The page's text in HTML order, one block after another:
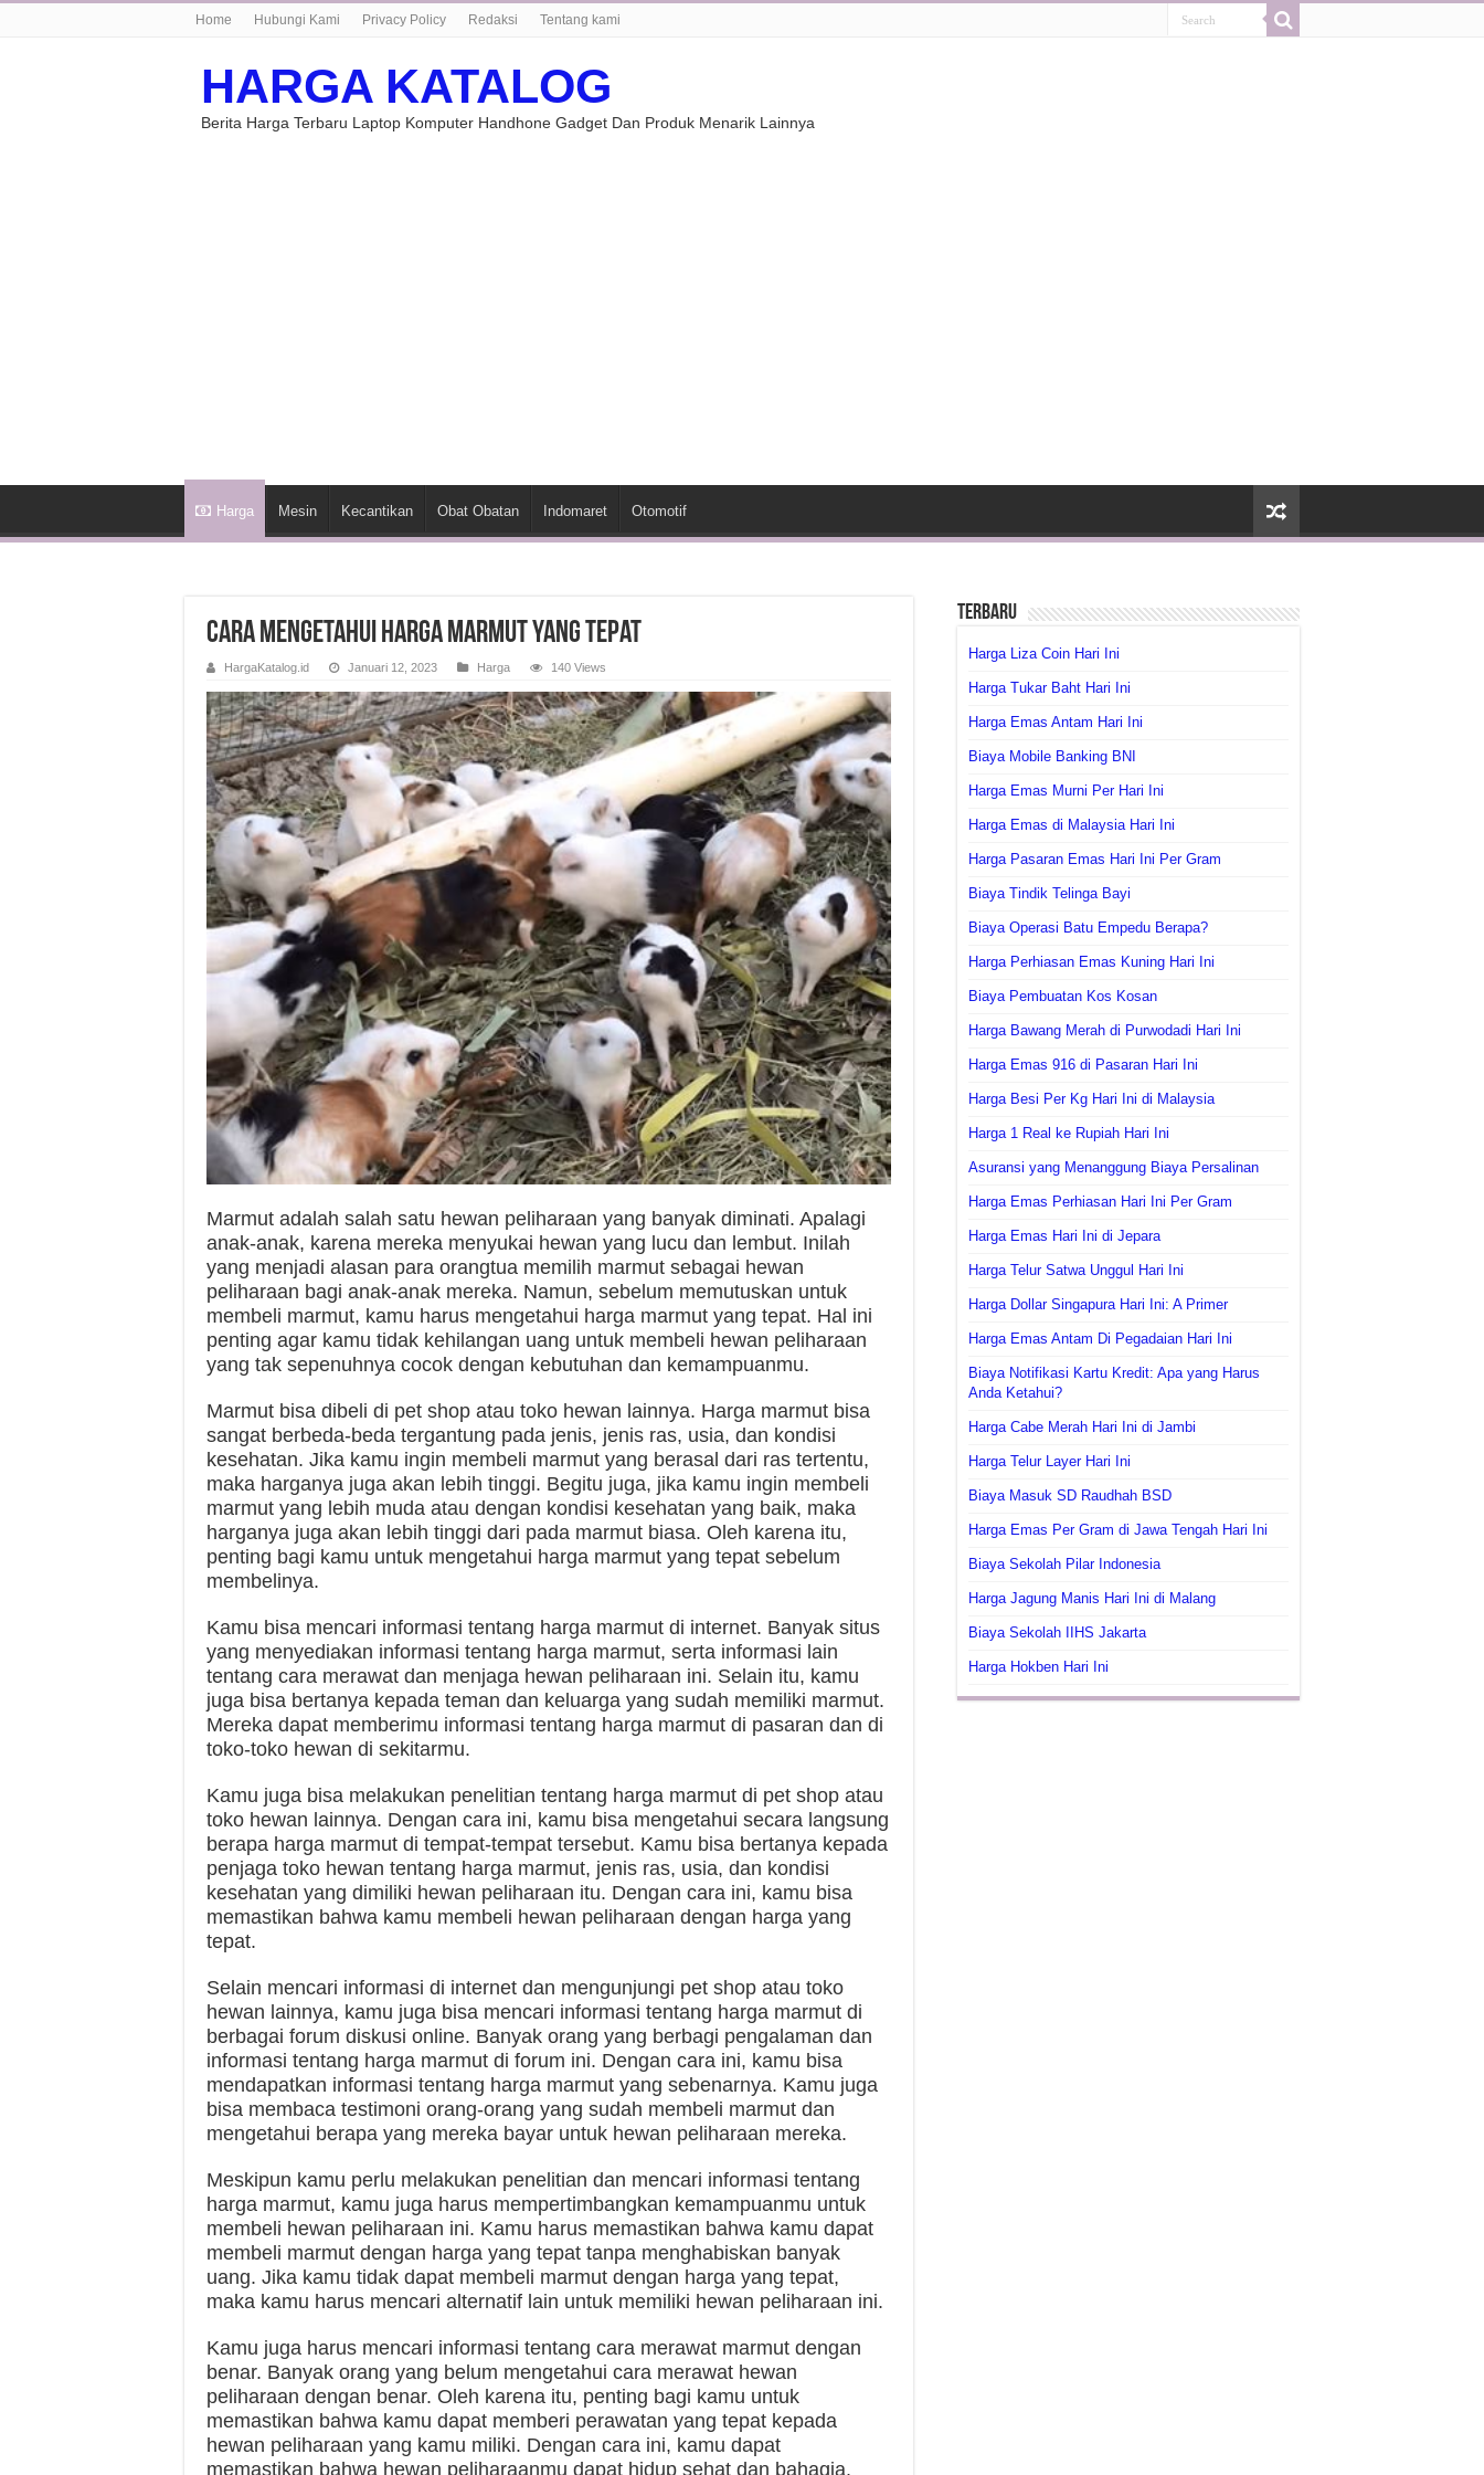
Home Hubungi Kami Privacy Policy Redaksi Tentang kami
HARGA KATALOG
Berita Harga Terbaru Laptop Komputer Handhone Gadget Dan Produk Menarik Lainnya
Harga Mesin Kecantikan Obat Obatan Indomaret Otomotif
Cara Mengetahui Harga Marmut yang Tepat
HargaKatalog.id Januari 12, 2023 Harga 140 Views
Marmut adalah salah satu hewan peliharaan yang banyak diminati. Apalagi
anak-anak, karena mereka menyukai hewan yang lucu dan lembut. Inilah
yang menjadi alasan para orangtua memilih marmut sebagai hewan
peliharaan bagi anak-anak mereka. Namun, sebelum memutuskan untuk
membeli marmut, kamu harus mengetahui harga marmut yang tepat. Hal ini
penting agar kamu tidak kehilangan uang untuk membeli hewan peliharaan
yang tak sepenuhnya cocok dengan kebutuhan dan kemampuanmu.
Marmut bisa dibeli di pet shop atau toko hewan lainnya. Harga marmut bisa
sangat berbeda-beda tergantung pada jenis, jenis ras, usia, dan kondisi
kesehatan. Jika kamu ingin membeli marmut yang berasal dari ras tertentu,
maka harganya juga akan lebih tinggi. Begitu juga, jika kamu ingin membeli
marmut yang lebih muda atau dengan kondisi kesehatan yang baik, maka
harganya juga akan lebih tinggi dari pada marmut biasa. Oleh karena itu,
penting bagi kamu untuk mengetahui harga marmut yang tepat sebelum
membelinya.
Kamu bisa mencari informasi tentang harga marmut di internet. Banyak situs
yang menyediakan informasi tentang harga marmut, serta informasi lain
tentang cara merawat dan menjaga hewan peliharaan ini. Selain itu, kamu
juga bisa bertanya kepada teman dan keluarga yang sudah memiliki marmut.
Mereka dapat memberimu informasi tentang harga marmut di pasaran dan di
toko-toko hewan di sekitarmu.
Kamu juga bisa melakukan penelitian tentang harga marmut di pet shop atau
toko hewan lainnya. Dengan cara ini, kamu bisa mengetahui secara langsung
berapa harga marmut di tempat-tempat tersebut. Kamu bisa bertanya kepada
penjaga toko hewan tentang harga marmut, jenis ras, usia, dan kondisi
kesehatan yang dimiliki hewan peliharaan itu. Dengan cara ini, kamu bisa
memastikan bahwa kamu membeli hewan peliharaan dengan harga yang
tepat.
Selain mencari informasi di internet dan mengunjungi pet shop atau toko
hewan lainnya, kamu juga bisa mencari informasi tentang harga marmut di
berbagai forum diskusi online. Banyak orang yang berbagi pengalaman dan
informasi tentang harga marmut di forum ini. Dengan cara ini, kamu bisa
mendapatkan informasi tentang harga marmut yang sebenarnya. Kamu juga
bisa membaca testimoni orang-orang yang sudah membeli marmut dan
mengetahui berapa yang mereka bayar untuk hewan peliharaan mereka.
Meskipun kamu perlu melakukan penelitian dan mencari informasi tentang
harga marmut, kamu juga harus mempertimbangkan kemampuanmu untuk
membeli hewan peliharaan ini. Kamu harus memastikan bahwa kamu dapat
membeli marmut dengan harga yang tepat tanpa menghabiskan banyak
uang. Jika kamu tidak dapat membeli marmut dengan harga yang tepat,
maka kamu harus mencari alternatif lain untuk memiliki hewan peliharaan ini.
Kamu juga harus mencari informasi tentang cara merawat marmut dengan
benar. Banyak orang yang belum mengetahui cara merawat hewan
peliharaan dengan benar. Oleh karena itu, penting bagi kamu untuk
memastikan bahwa kamu dapat memberi perawatan yang tepat kepada
hewan peliharaan yang kamu miliki. Dengan cara ini, kamu dapat
memastikan bahwa hewan peliharaanmu dapat hidup sehat dan bahagia.
Terbaru
Harga Liza Coin Hari Ini
Harga Tukar Baht Hari Ini
Harga Emas Antam Hari Ini
Biaya Mobile Banking BNI
Harga Emas Murni Per Hari Ini
Harga Emas di Malaysia Hari Ini
Harga Pasaran Emas Hari Ini Per Gram
Biaya Tindik Telinga Bayi
Biaya Operasi Batu Empedu Berapa?
Harga Perhiasan Emas Kuning Hari Ini
Biaya Pembuatan Kos Kosan
Harga Bawang Merah di Purwodadi Hari Ini
Harga Emas 916 di Pasaran Hari Ini
Harga Besi Per Kg Hari Ini di Malaysia
Harga 1 Real ke Rupiah Hari Ini
Asuransi yang Menanggung Biaya Persalinan
Harga Emas Perhiasan Hari Ini Per Gram
Harga Emas Hari Ini di Jepara
Harga Telur Satwa Unggul Hari Ini
Harga Dollar Singapura Hari Ini: A Primer
Harga Emas Antam Di Pegadaian Hari Ini
Biaya Notifikasi Kartu Kredit: Apa yang Harus
Anda Ketahui?
Harga Cabe Merah Hari Ini di Jambi
Harga Telur Layer Hari Ini
Biaya Masuk SD Raudhah BSD
Harga Emas Per Gram di Jawa Tengah Hari Ini
Biaya Sekolah Pilar Indonesia
Harga Jagung Manis Hari Ini di Malang
Biaya Sekolah IIHS Jakarta
Harga Hokben Hari Ini